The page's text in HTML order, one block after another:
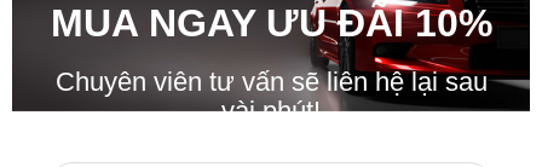
MUA NGAY ƯU ĐÃI10%
Chuyên viên tư vấn sẽ liên hệ lại sau
vài phút!